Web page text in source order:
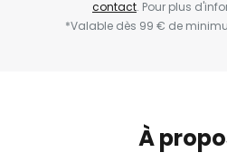
contact. Pour plus
*Valable dès 99 € de
À